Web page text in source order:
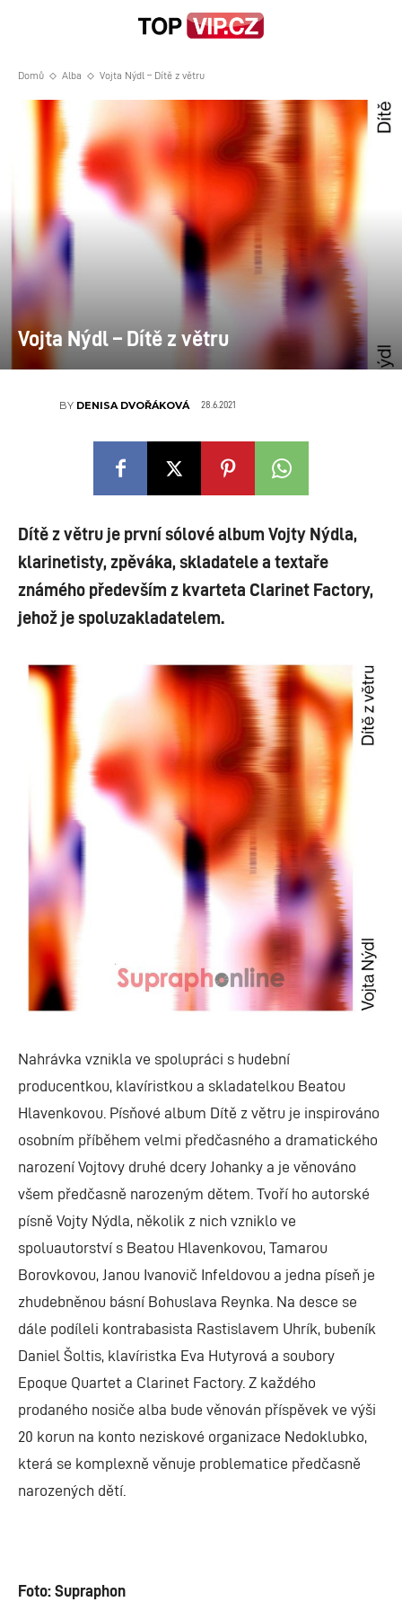
Domů Alba Vojta Nýdl – Dítě z větru
Vojta Nýdl – Dítě z větru
BY DENISA DVOŘÁKOVÁ 28.6.2021
Dítě z větru je první sólové album Vojty Nýdla,
klarinetisty, zpěváka, skladatele a textaře
známého především z kvarteta Clarinet Factory,
jehož je spoluzakladatelem.
Nahrávka vznikla ve spolupráci s hudební
producentkou, klavíristkou a skladatelkou Beatou
Hlavenkovou. Písňové album Dítě z větru je inspirováno
osobním příběhem velmi předčasného a dramatického
narození Vojtovy druhé dcery Johanky a je věnováno
všem předčasně narozeným dětem. Tvoří ho autorské
písně Vojty Nýdla, několik z nich vzniklo ve
spoluautorství s Beatou Hlavenkovou, Tamarou
Borovkovou, Janou Ivanovič Infeldovou a jedna píseň je
zhudebněnou básní Bohuslava Reynka. Na desce se
dále podíleli kontrabasista Rastislavem Uhrík, bubeník
Daniel Šoltis, klavíristka Eva Hutyrová a soubory
Epoque Quartet a Clarinet Factory. Z každého
prodaného nosiče alba bude věnován příspěvek ve výši
20 korun na konto neziskové organizace Nedoklubko,
která se komplexně věnuje problematice předčasně
narozených dětí.
Foto: Supraphon